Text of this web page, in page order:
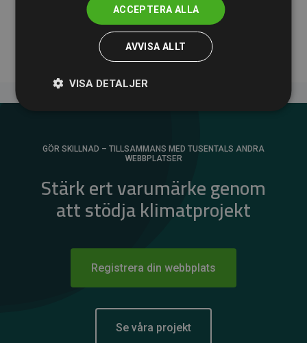
medlemswebbplatser – ett tydligt bevis på att vårt
arbetssätt ger mätbar klimatnytta.
GÖR SKILLNAD – TILLSAMMANS MED TUSENTALS ANDRA
WEBBPLATSER
Stärk ert varumärke genom
att stödja klimatprojekt
Registrera din webbplats
Se våra projekt
ACCEPTERA ALLA
AVVISA ALLT
VISA DETALJER